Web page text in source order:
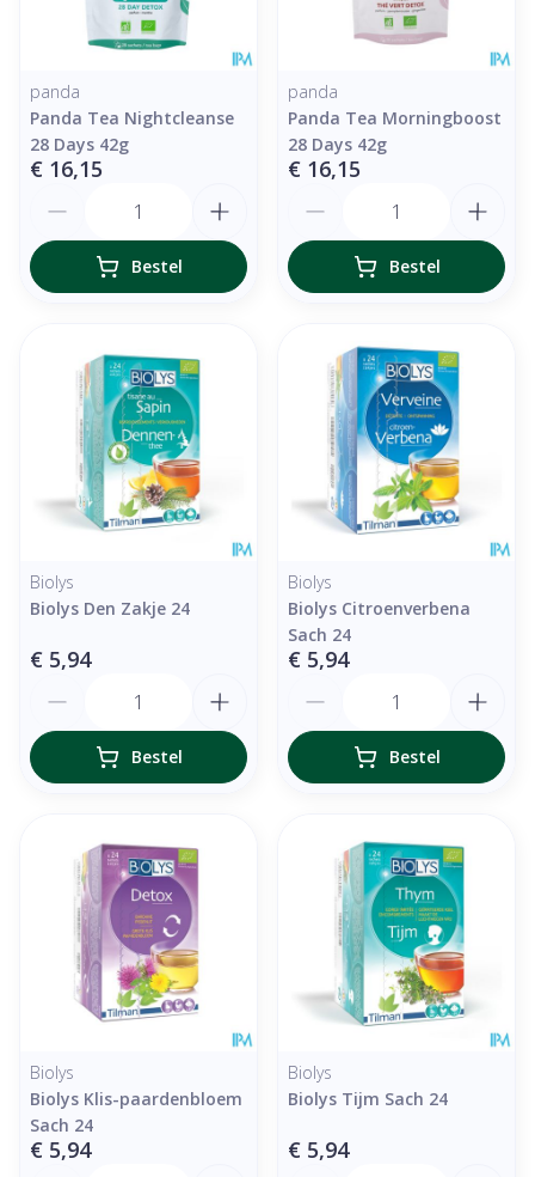
panda
Panda Tea Nightcleanse
28 Days 42g
€ 16,15
Bestel
panda
Panda Tea Morningboost
28 Days 42g
€ 16,15
Bestel
Biolys
Biolys Den Zakje 24
€ 5,94
Bestel
Biolys
Biolys Citroenverbena
Sach 24
€ 5,94
Bestel
Biolys
Biolys Klis-paardenbloem
Sach 24
€ 5,94
Biolys
Biolys Tijm Sach 24
€ 5,94